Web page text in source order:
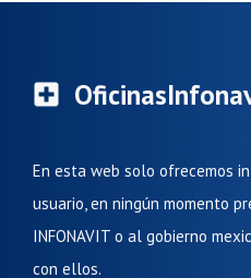
En esta web solo ofrecemos
usuario, en ningún momento
INFONAVIT o al gobierno
con ellos.